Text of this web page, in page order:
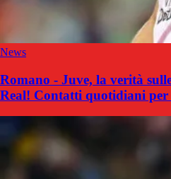
News
Romano - Juve, la verità
Real! Contatti quotidiani per